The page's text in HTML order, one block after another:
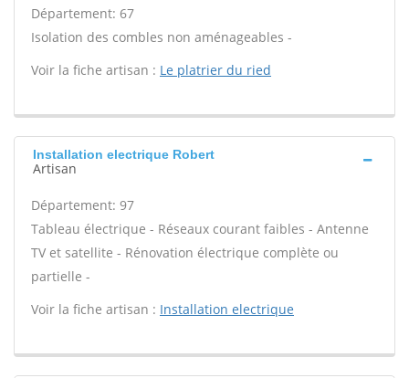
Département: 67
Isolation des combles non aménageables -
Voir la fiche artisan : Le platrier du ried
Installation electrique Robert
Artisan
Département: 97
Tableau électrique - Réseaux courant faibles - Antenne
TV et satellite - Rénovation électrique complète ou
partielle -
Voir la fiche artisan : Installation electrique